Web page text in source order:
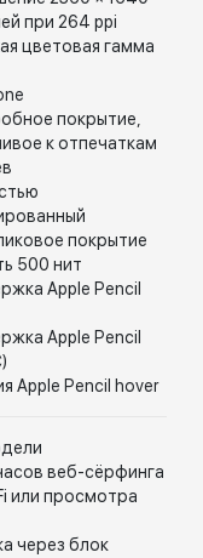
при 264 ppi
цветовая гамма
покрытие,
к отпечаткам
покрытие
500 нит
Apple Pencil
Apple Pencil
Apple Pencil hover
веб-сёрфинга
или просмотра
через блок